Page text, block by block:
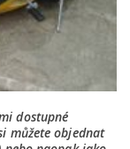
dostupné
můžete objednat